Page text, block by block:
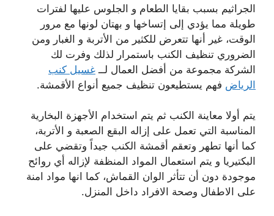
الجراثيم بسبب بقايا الطعام و الجلوس عليها لفترات
طويلة مما يؤدي إلى إتساخها و بهتان لونها مع مرور
الوقت، غير أنها تتعرض للكثير من الأتربة و الغبار ومن
الضروري تنظيف الكنب باستمرار لذلك وفرت لك
الشركة مجموعة من أفضل العمال لــ غسيل كنب
الرياض فهم يستطيعون تنظيف جميع أنواع الأقمشة.
يتم أولا معاينة الكنب ثم يتم استخدام الأجهزة البخارية
المناسبة التي تعمل على إزاله البقع الصعبة و الأتربة،
كما أنها تطهر وتعقم أقمشة الكنب جيداً وتقضي على
البكتيريا و يتم استعمال المواد المنظفة لإزاله أي روائح
موجودة دون أن تتأثر الوان القماش، كما انها مواد امنة
على الاطفال وصحة الافراد داخل المنزل.